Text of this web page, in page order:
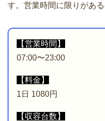
す。営業時間に限りがあ
【営業時間】
07:00〜23:00
【料金】
1日 1080円
【収容台数】